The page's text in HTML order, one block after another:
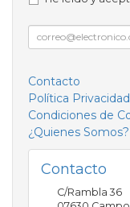
Contacto
Política Privacidad
Condiciones de
¿Quienes Somos?
Contacto
C/Rambla 36